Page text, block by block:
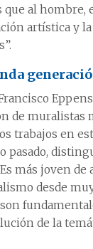
que al hombre,
artística y
de muralistas
trabajos en
pasado,
más joven de
desde
de la